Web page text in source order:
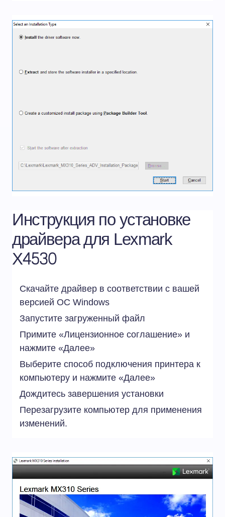
Инструкция по установке
драйвера для Lexmark
X4530
Скачайте драйвер в соответствии с вашей
версией ОС Windows
Запустите загруженный файл
Примите «Лицензионное соглашение» и
нажмите «Далее»
Выберите способ подключения принтера к
компьютеру и нажмите «Далее»
Дождитесь завершения установки
Перезагрузите компьютер для применения
изменений.